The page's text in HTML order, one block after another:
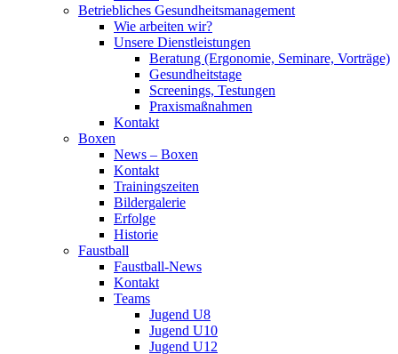
Betriebliches Gesundheits­management
Wie arbeiten wir?
Unsere Dienstleistungen
Beratung (Ergonomie, Seminare, Vorträge)
Gesundheitstage
Screenings, Testungen
Praxismaßnahmen
Kontakt
Boxen
News – Boxen
Kontakt
Trainingszeiten
Bildergalerie
Erfolge
Historie
Faustball
Faustball-News
Kontakt
Teams
Jugend U8
Jugend U10
Jugend U12